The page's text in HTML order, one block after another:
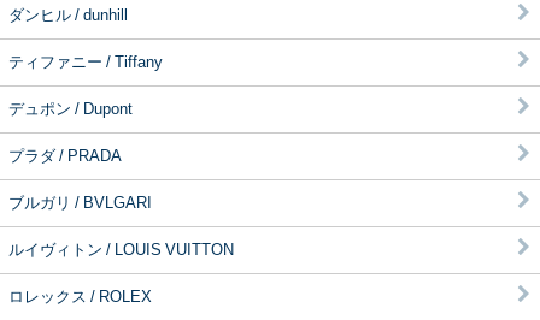
ダンヒル / dunhill
ティファニー / Tiffany
デュポン / Dupont
プラダ / PRADA
ブルガリ / BVLGARI
ルイヴィトン / LOUIS VUITTON
ロレックス / ROLEX